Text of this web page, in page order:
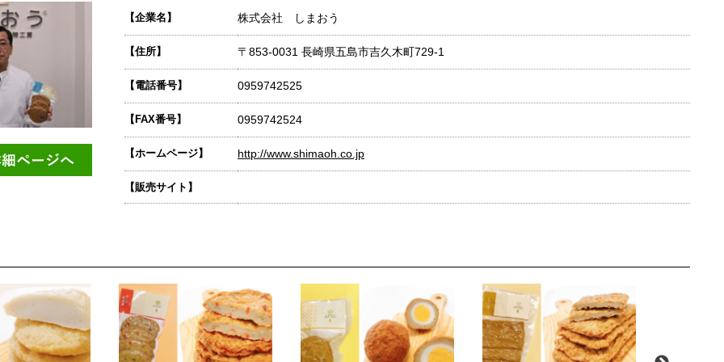
【企業名】 株式会社 しまおう
【住所】 〒853-0031 長崎県五島市吉久木町729-1
【電話番号】 0959742525
【FAX番号】 0959742524
【ホームページ】 http://www.shimaoh.co.jp
【販売サイト】